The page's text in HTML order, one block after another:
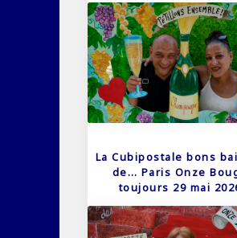
La Cubipostale bons
de… Paris Onze
toujours 29 mai